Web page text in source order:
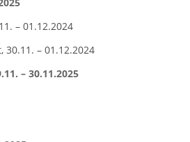
– 01.12.2024
– 01.12.2024
– 30.11.2025